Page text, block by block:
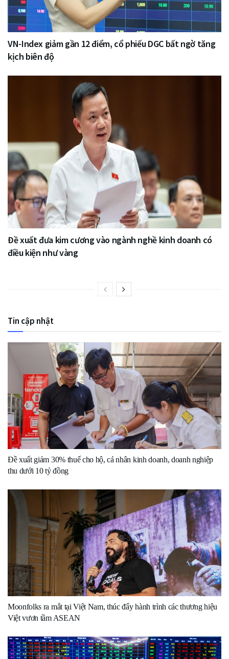
VN-Index giảm gần 12 điểm, cổ phiếu DGC bất ngờ tăng
kịch biên độ
Đề xuất đưa kim cương vào ngành nghề kinh doanh có
điều kiện như vàng
Tin cập nhật
Đề xuất giảm 30% thuế cho hộ, cá nhân kinh doanh, doanh nghiệp
thu dưới 10 tỷ đồng
Moonfolks ra mắt tại Việt Nam, thúc đẩy hành trình các thương hiệu
Việt vươn tầm ASEAN